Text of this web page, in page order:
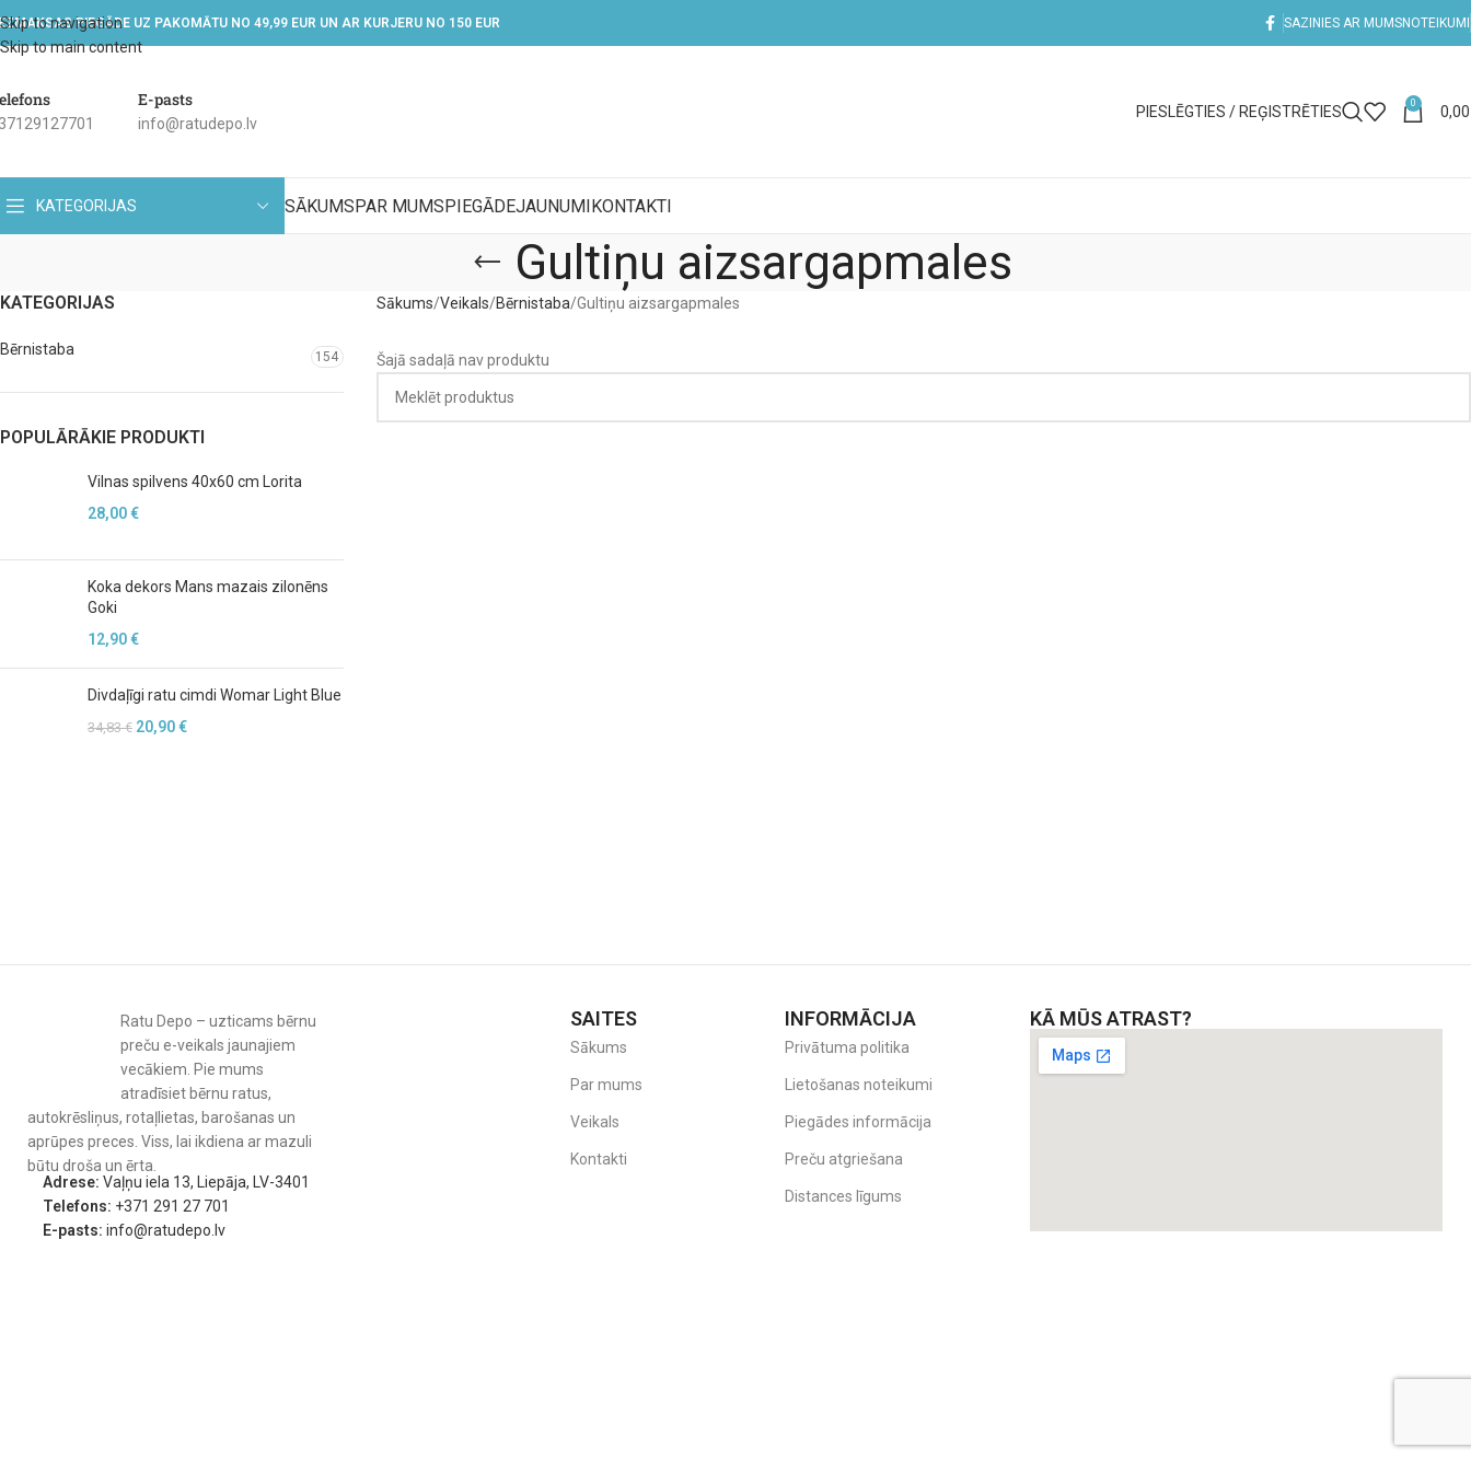
Skip to navigation
Skip to main content
PIEGĀDE UZ PAKOMĀTU NO 49,99 EUR UN AR KURJERU NO 150 EUR SAZINIES AR MUMSNOTEIKUMI
E-pasts
info@ratudepo.lv
PIESLĒGTIES / REĢISTRĒTIES 0
KATEGORIJAS SĀKUMSPAR MUMSPIEGĀDEJAUNUMIKONTAKTI
Gultiņu aizsargapmales
KATEGORIJAS
Bērnistaba 154
POPULĀRĀKIE PRODUKTI
Vilnas spilvens 40x60 cm Lorita
28,00€
Koka dekors Mans mazais zilonēns
Goki
12,90€
Divdaļīgi ratu cimdi Womar Light Blue
34,83€ 20,90€
Sākums Veikals Bērnistaba Gultiņu aizsargapmales
Šajā sadaļā nav produktu
Ratu Depo – uzticams bērnu
preču e-veikals jaunajiem
vecākiem. Pie mums
atradīsiet bērnu ratus,
autokrēsliņus, rotaļlietas, barošanas un
aprūpes preces. Viss, lai ikdiena ar mazuli
būtu droša un ērta.
Adrese: Vaļņu iela 13, Liepāja, LV-3401
Telefons: +371 291 27 701
E-pasts: info@ratudepo.lv
SAITES
Sākums
Par mums
Veikals
Kontakti
INFORMĀCIJA
Privātuma politika
Lietošanas noteikumi
Piegādes informācija
Preču atgriešana
Distances līgums
KĀ MŪS ATRAST?